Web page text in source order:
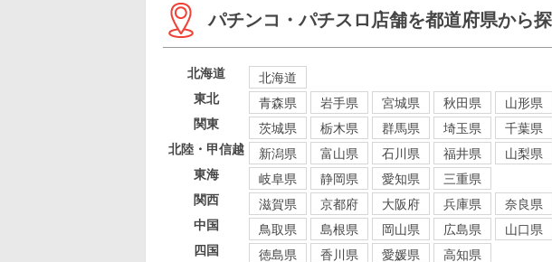
パチンコ・パチスロ店舗を都道府県から
北海道
北海道
東北
青森県 岩手県 宮城県 秋田県 山形県
関東
茨城県 栃木県 群馬県 埼玉県 千葉県
北陸・甲信越
新潟県 富山県 石川県 福井県 山梨県
東海
岐阜県 静岡県 愛知県
三重県
関西
滋賀県 京都府 大阪府 兵庫県 奈良県
中国
鳥取県 島根県 岡山県 広島県
山口県
四国
徳島県 香川県 愛媛県
高知県